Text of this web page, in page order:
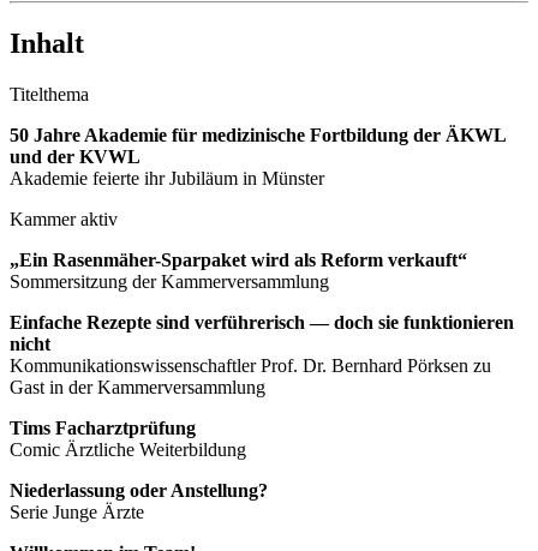
Inhalt
Titelthema
50 Jahre Akademie für medizinische Fortbildung der ÄKWL
und der KVWL
Akademie feierte ihr Jubiläum in Münster
Kammer aktiv
„Ein Rasenmäher-Sparpaket wird als Reform verkauft“
Sommersitzung der Kammerversammlung
Einfache Rezepte sind verführerisch — doch sie funktionieren
nicht
Kommunikationswissenschaftler Prof. Dr. Bernhard Pörksen zu
Gast in der Kammerversammlung
Tims Facharztprüfung
Comic Ärztliche Weiterbildung
Niederlassung oder Anstellung?
Serie Junge Ärzte